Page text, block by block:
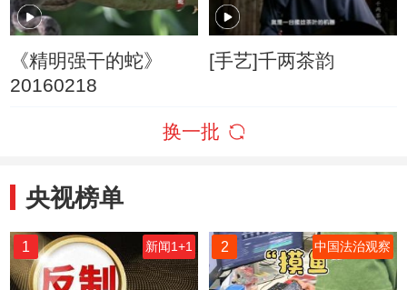
《精明强干的蛇》
20160218
[手艺]千两茶韵
换一批
央视榜单
1 新闻1+1 2 中国法治观察